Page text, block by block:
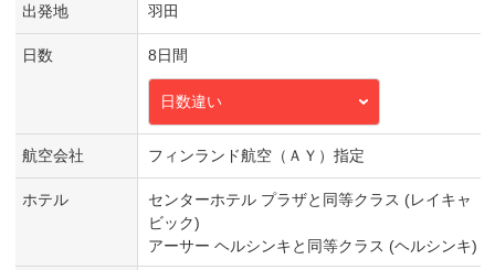
出発地 羽田
日数 8日間
日数違い
航空会社 フィンランド航空（ＡＹ）指定
ホテル
センターホテル プラザと同等クラス (レイキャ
ビック)
アーサー ヘルシンキと同等クラス (ヘルシンキ)